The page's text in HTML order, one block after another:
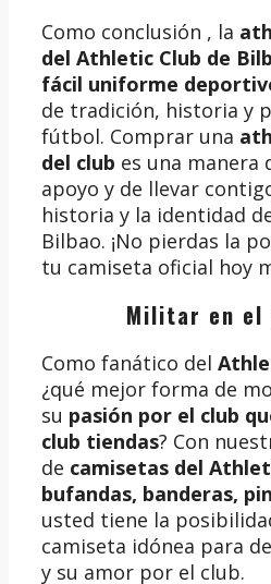
Como conclusión , la
del Athletic Club de
fácil uniforme
de tradición, historia y
fútbol. Comprar una
del club es una manera
apoyo y de llevar
historia y la identidad
Bilbao. ¡No pierdas la
tu camiseta oficial hoy
Militar en
Como fanático del
¿qué mejor forma de
su pasión por el club
club tiendas? Con
de camisetas del
bufandas, banderas,
usted tiene la
camiseta idónea para
y su amor por el club.